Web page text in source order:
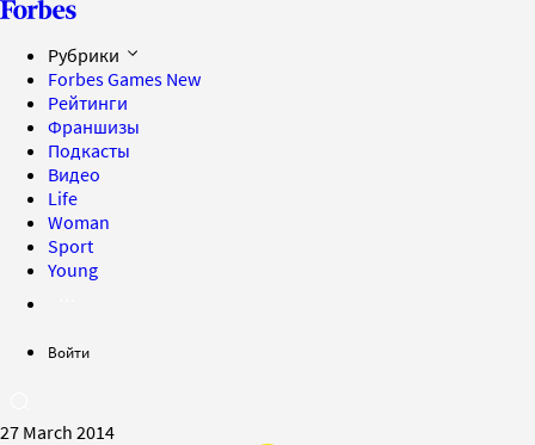
Рубрики
Forbes Games New
Рейтинги
Франшизы
Подкасты
Видео
Life
Woman
Sport
Young
Войти
27 March 2014